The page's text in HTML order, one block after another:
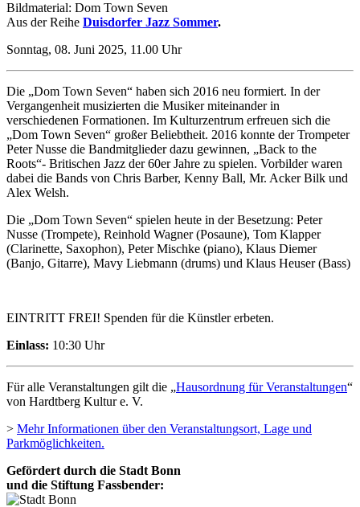
Bildmaterial: Dom Town Seven
Aus der Reihe Duisdorfer Jazz Sommer.
Sonntag, 08. Juni 2025, 11.00 Uhr
Die „Dom Town Seven“ haben sich 2016 neu formiert. In der
Vergangenheit musizierten die Musiker miteinander in
verschiedenen Formationen. Im Kulturzentrum erfreuen sich die
„Dom Town Seven“ großer Beliebtheit. 2016 konnte der Trompeter
Peter Nusse die Bandmitglieder dazu gewinnen, „Back to the
Roots“- Britischen Jazz der 60er Jahre zu spielen. Vorbilder waren
dabei die Bands von Chris Barber, Kenny Ball, Mr. Acker Bilk und
Alex Welsh.
Die „Dom Town Seven“ spielen heute in der Besetzung: Peter
Nusse (Trompete), Reinhold Wagner (Posaune), Tom Klapper
(Clarinette, Saxophon), Peter Mischke (piano), Klaus Diemer
(Banjo, Gitarre), Mavy Liebmann (drums) und Klaus Heuser (Bass)
EINTRITT FREI! Spenden für die Künstler erbeten.
Einlass: 10:30 Uhr
Für alle Veranstaltungen gilt die „Hausordnung für Veranstaltungen“
von Hardtberg Kultur e. V.
> Mehr Informationen über den Veranstaltungsort, Lage und
Parkmöglichkeiten.
Gefördert durch die Stadt Bonn
und die Stiftung Fassbender: